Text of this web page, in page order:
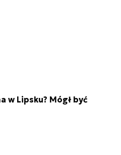
w Lipsku? Mógł być